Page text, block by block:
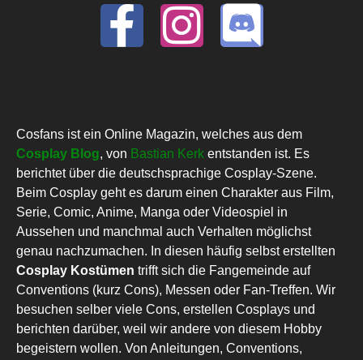
Cosfans ist ein Online Magazin, welches aus dem
Cosplay Blog, von Bastian Kerk entstanden ist. Es
berichtet über die deutschsprachige Cosplay-Szene.
Beim Cosplay geht es darum einen Charakter aus Film,
Serie, Comic, Anime, Manga oder Videospiel in
Aussehen und manchmal auch Verhalten möglichst
genau nachzumachen. In diesen häufig selbst erstellten
Cosplay Kostümen trifft sich die Fangemeinde auf
Conventions (kurz Cons), Messen oder Fan-Treffen. Wir
besuchen selber viele Cons, erstellen Cosplays und
berichten darüber, weil wir andere von diesem Hobby
begeistern wollen. Von Anleitungen, Conventions,